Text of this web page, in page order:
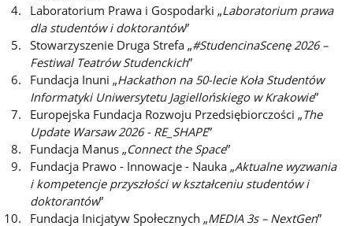
Laboratorium Prawa i Gospodarki „Laboratorium prawa
dla studentów i doktorantów”
Stowarzyszenie Druga Strefa „#StudencinaScenę 2026 –
Festiwal Teatrów Studenckich”
Fundacja Inuni „Hackathon na 50-lecie Koła Studentów
Informatyki Uniwersytetu Jagiellońskiego w Krakowie”
Europejska Fundacja Rozwoju Przedsiębiorczości „The
Update Warsaw 2026 - RE_SHAPE”
Fundacja Manus „Connect the Space”
Fundacja Prawo - Innowacje - Nauka „Aktualne wyzwania
i kompetencje przyszłości w kształceniu studentów i
doktorantów”
Fundacja Inicjatyw Społecznych „MEDIA 3s – NextGen”